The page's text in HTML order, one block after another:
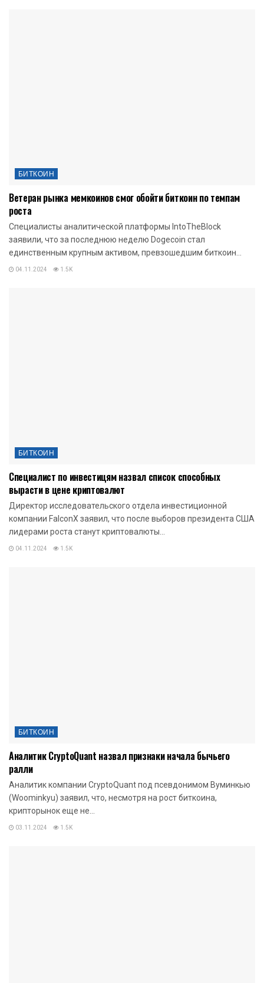
БИТКОИН
Ветеран рынка мемкоинов смог обойти биткоин по темпам
роста
Специалисты аналитической платформы IntoTheBlock
заявили, что за последнюю неделю Dogecoin стал
единственным крупным активом, превзошедшим биткоин...
04.11.2024 1.5K
БИТКОИН
Специалист по инвестицям назвал список способных
вырасти в цене криптовалют
Директор исследовательского отдела инвестиционной
компании FalconX заявил, что после выборов президента США
лидерами роста станут криптовалюты...
04.11.2024 1.5K
БИТКОИН
Аналитик CryptoQuant назвал признаки начала бычьего
ралли
Аналитик компании CryptoQuant под псевдонимом Вуминкью
(Woominkyu) заявил, что, несмотря на рост биткоина,
крипторынок еще не...
03.11.2024 1.5K